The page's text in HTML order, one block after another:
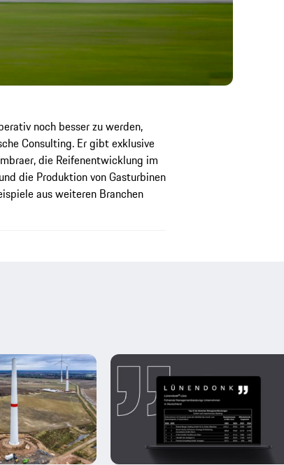
noch besser zu werden,
Consulting. Er gibt exklusive
die Reifenentwicklung im
die Produktion von Gasturbinen
aus weiteren Branchen